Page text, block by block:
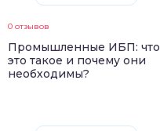
0 отзывов
Промышленные ИБП: что
это такое и почему они
необходимы?